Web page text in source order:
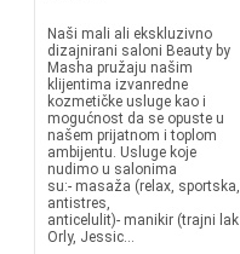
Naši mali ali ekskluzivno
dizajnirani saloni Beauty by
Masha pružaju našim
klijentima izvanredne
kozmetičke usluge kao i
mogućnost da se opuste u
našem prijatnom i toplom
ambijentu. Usluge koje
nudimo u salonima
su:- masaža (relax, sportska,
antistres,
anticelulit)- manikir (trajni lak
Orly, Jessic...